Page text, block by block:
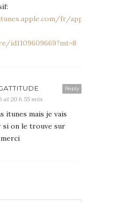
fr/app/
id1109609669?mt=8
Reply
at 20 h 55 min
itunes mais je vais
si on le trouve sur